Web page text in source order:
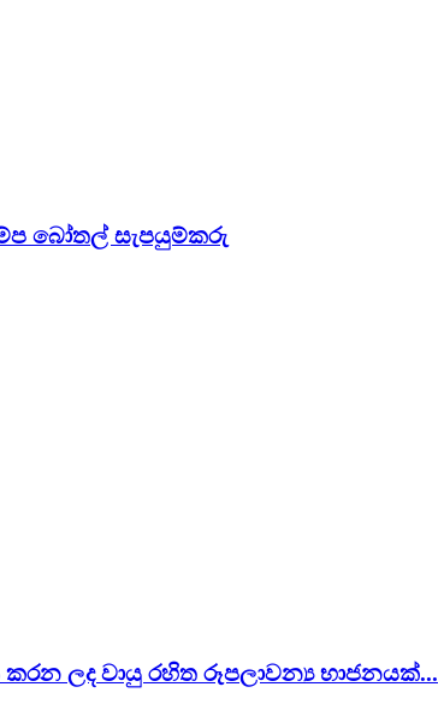
බෝතල් සැපයුම්කරු
ලද වායු රහිත රූපලාවන්‍ය භාජනයක්...